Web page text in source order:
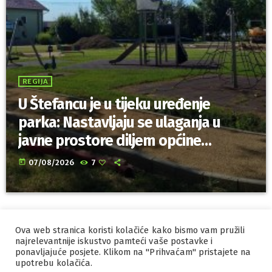
REGIJA
U Štefancu je u tijeku uređenje
parka: Nastavljaju se ulaganja u
javne prostore diljem općine
Trnovec Bartolovečki
today 07/08/2026 7
IZRADA I HOSTINGORBIS
MARKETING
PRAVILA PRIVATNOSTI
Ova web stranica koristi kolačiće kako bismo vam pružili
najrelevantnije iskustvo pamteći vaše postavke i
ponavljajuće posjete. Klikom na "Prihvaćam" pristajete na
upotrebu kolačića.